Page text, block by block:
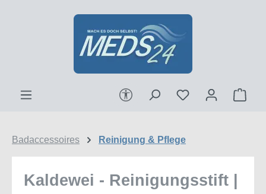
Zum Hauptinhalt springen
Werkzeugleiste anzeigen
Badaccessoires Reinigung & Pflege
Kaldewei - Reinigungsstift |